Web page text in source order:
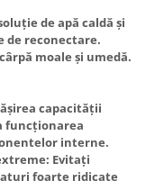
de apă caldă și
de reconectare.
moale și umedă.
capacității
funcționarea
interne.
Evitați
foarte ridicate